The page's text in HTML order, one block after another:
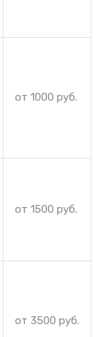
от 1000 руб.
от 1500 руб.
от 3500 руб.